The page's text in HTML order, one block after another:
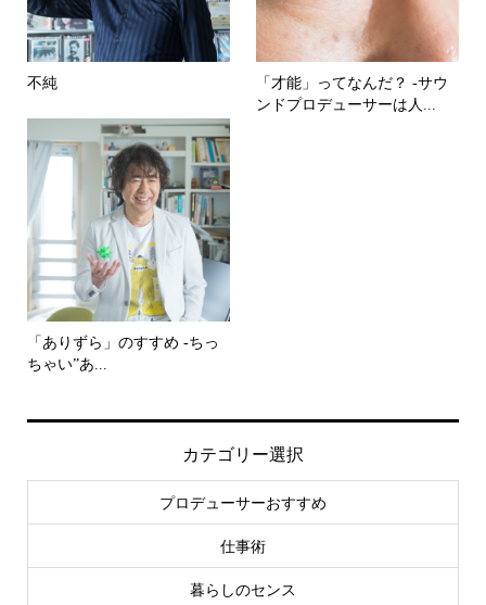
不純
「才能」ってなんだ？ -サウ
ンドプロデューサーは人...
「ありずら」のすすめ -ちっ
ちゃい”あ...
カテゴリー選択
プロデューサーおすすめ
仕事術
暮らしのセンス